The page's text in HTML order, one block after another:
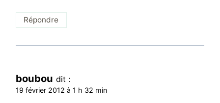
Répondre
boubou dit :
19 février 2012 à 1 h 32 min